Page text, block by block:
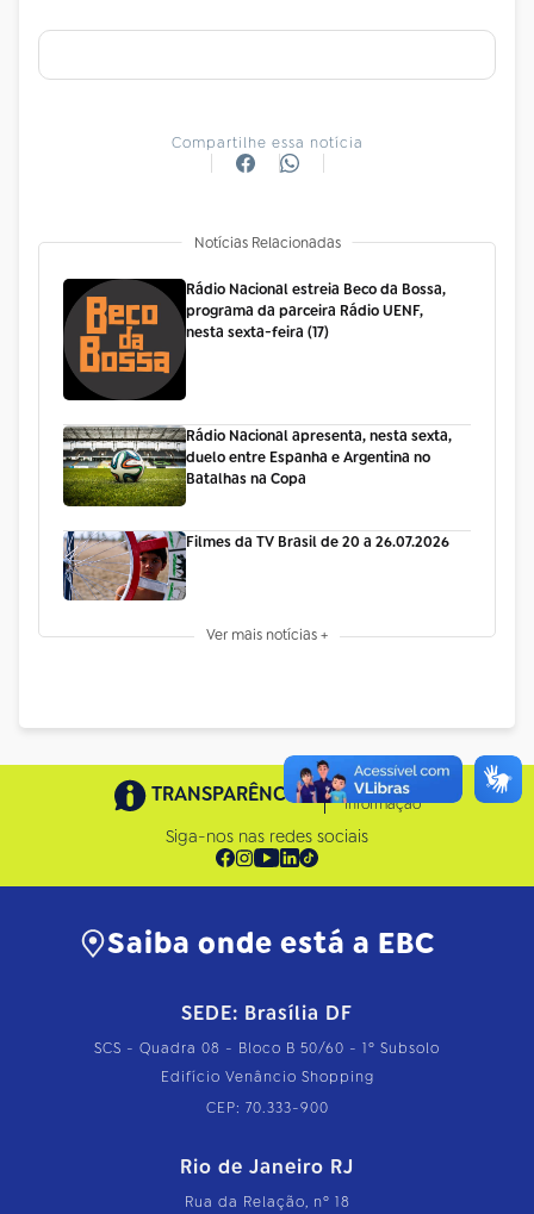
Compartilhe essa notícia
Notícias Relacionadas
Rádio Nacional estreia Beco da Bossa,
programa da parceira Rádio UENF,
nesta sexta-feira (17)
Rádio Nacional apresenta, nesta sexta,
duelo entre Espanha e Argentina no
Batalhas na Copa
Filmes da TV Brasil de 20 a 26.07.2026
Ver mais notícias +
TRANSPARÊNCIA
Acesso à
Informação
Siga-nos nas redes sociais
Saiba onde está a EBC
SEDE: Brasília DF
SCS - Quadra 08 - Bloco B 50/60 - 1º Subsolo
Edifício Venâncio Shopping
CEP: 70.333-900
Rio de Janeiro RJ
Rua da Relação, nº 18